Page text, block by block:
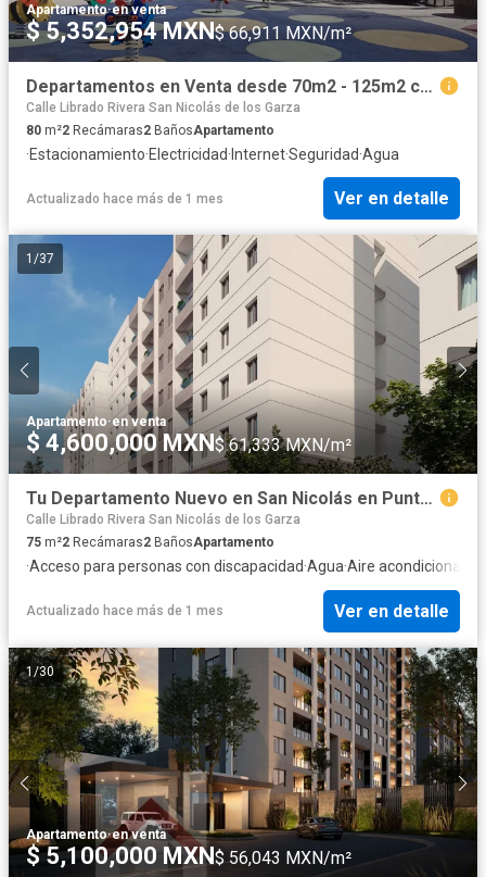
Apartamento·en venta
$ 5,352,954 MXN$ 66,911 MXN/m²
Departamentos en Venta desde 70m2 - 125m2 con 2 cajones de Estacionamiento.
Calle Librado Rivera San Nicolás de los Garza
80 m²2 Recámaras2 BañosApartamento
·Estacionamiento·Electricidad· Internet·Seguridad·Agua
Actualizado hace más de 1 mes Ver en detalle
1 /37
Apartamento·en venta
$ 4,600,000 MXN $ 61,333 MXN/m²
Tu Departamento Nuevo en San Nicolás en Punto Principal
Calle Librado Rivera San Nicolás de los Garza
75 m²2 Recámaras2 BañosApartamento
·Acceso para personas con discapacidad·Agua·Aire acondicionado
Actualizado hace más de 1 mes Ver en detalle
1 /30
Apartamento·en venta
$ 5,100,000 MXN$ 56,043 MXN/m²